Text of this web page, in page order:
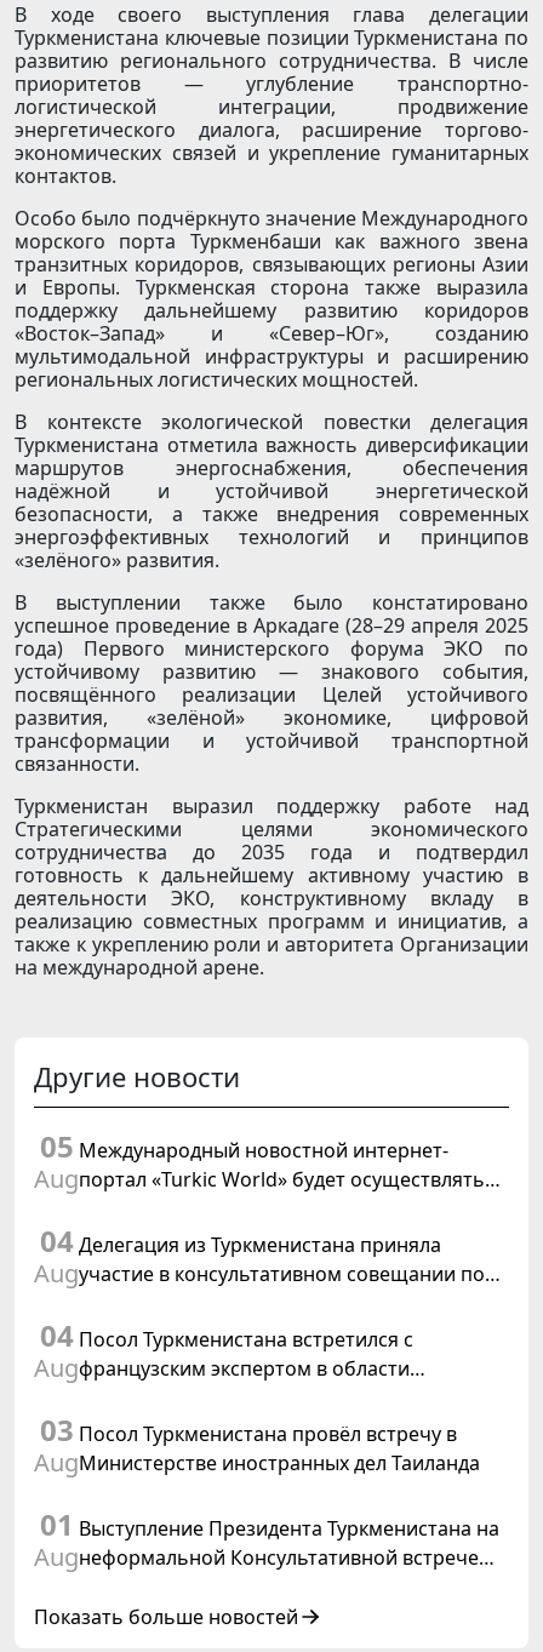
В ходе своего выступления глава делегации
Туркменистана ключевые позиции Туркменистана по
развитию регионального сотрудничества. В числе
приоритетов — углубление транспортно-
логистической интеграции, продвижение
энергетического диалога, расширение торгово-
экономических связей и укрепление гуманитарных
контактов.
Особо было подчёркнуто значение Международного
морского порта Туркменбаши как важного звена
транзитных коридоров, связывающих регионы Азии
и Европы. Туркменская сторона также выразила
поддержку дальнейшему развитию коридоров
«Восток–Запад» и «Север–Юг», созданию
мультимодальной инфраструктуры и расширению
региональных логистических мощностей.
В контексте экологической повестки делегация
Туркменистана отметила важность диверсификации
маршрутов энергоснабжения, обеспечения
надёжной и устойчивой энергетической
безопасности, а также внедрения современных
энергоэффективных технологий и принципов
«зелёного» развития.
В выступлении также было констатировано
успешное проведение в Аркадаге (28–29 апреля 2025
года) Первого министерского форума ЭКО по
устойчивому развитию — знакового события,
посвящённого реализации Целей устойчивого
развития, «зелёной» экономике, цифровой
трансформации и устойчивой транспортной
связанности.
Туркменистан выразил поддержку работе над
Стратегическими целями экономического
сотрудничества до 2035 года и подтвердил
готовность к дальнейшему активному участию в
деятельности ЭКО, конструктивному вкладу в
реализацию совместных программ и инициатив, а
также к укреплению роли и авторитета Организации
на международной арене.
Другие новости
05
Aug
Международный новостной интернет-
портал «Turkic World» будет осуществлять
заседания Халк Маслахаты Туркменистана
04
Aug
Делегация из Туркменистана приняла
участие в консультативном совещании по
04
Aug
Посол Туркменистана встретился с
французским экспертом в области
03
Aug
Посол Туркменистана провёл встречу в
Министерстве иностранных дел Таиланда
01
Aug
Выступление Президента Туркменистана на
неформальной Консультативной встрече
Азербайджанской Республики
Показать больше новостей